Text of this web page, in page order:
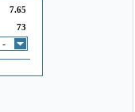
7.65
73
-